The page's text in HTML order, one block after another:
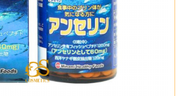
dễ uống, giúp người dùng cảm
sử dụng mỗi ngày.
tuổi trở lên, uống 1 chai (50ml)
ý không sử dụng cho trẻ em